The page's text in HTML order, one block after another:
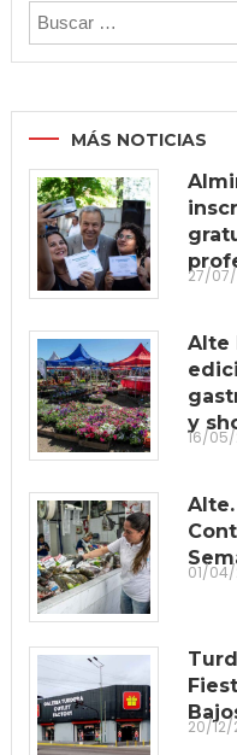
MÁS NOTICIAS
27/
Alte
y
16/
01/
20/12/